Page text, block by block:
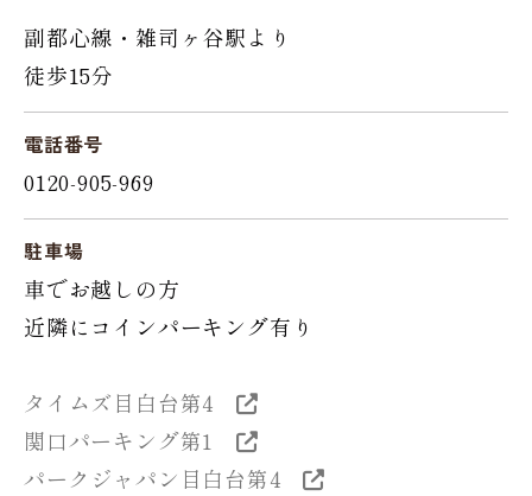
副都心線・雑司ヶ谷駅より
徒歩15分
電話番号
0120-905-969
駐車場
車でお越しの方
近隣にコインパーキング有り
タイムズ目白台第4
関口パーキング第1
パークジャパン目白台第4